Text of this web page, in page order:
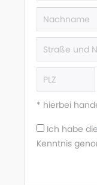
* hierbei
Ich habe die
Kenntnis